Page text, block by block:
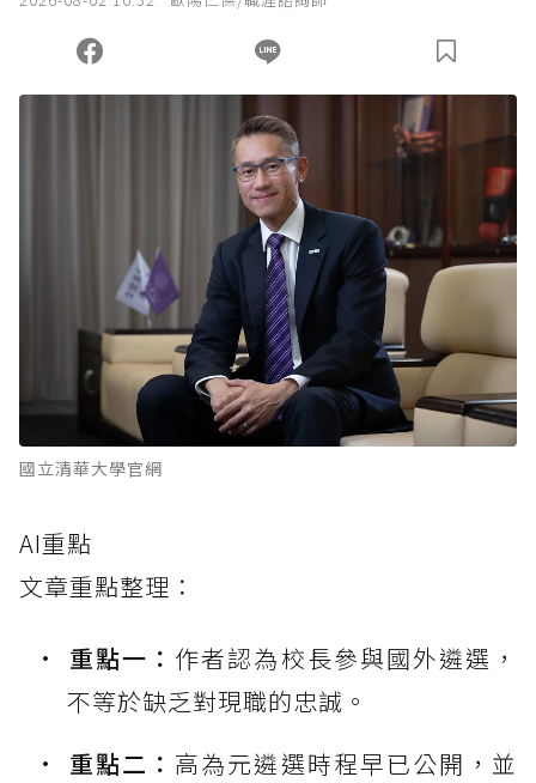
國立清華大學官網
AI重點
文章重點整理：
重點一： 作者認為校長參與國外遴選，
不等於缺乏對現職的忠誠。
重點二： 高為元遴選時程早已公開，並